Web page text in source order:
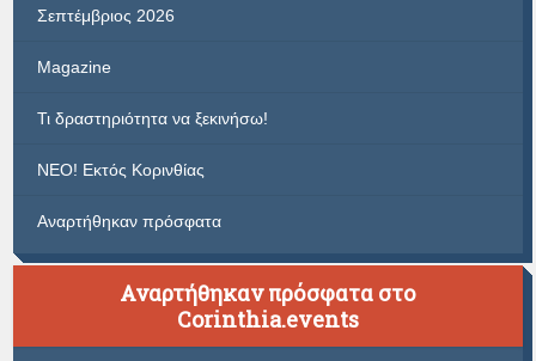
Σεπτέμβριος 2026
Magazine
Τι δραστηριότητα να ξεκινήσω!
ΝΕΟ! Εκτός Κορινθίας
Αναρτήθηκαν πρόσφατα
Αναρτήθηκαν πρόσφατα στο
Corinthia.events